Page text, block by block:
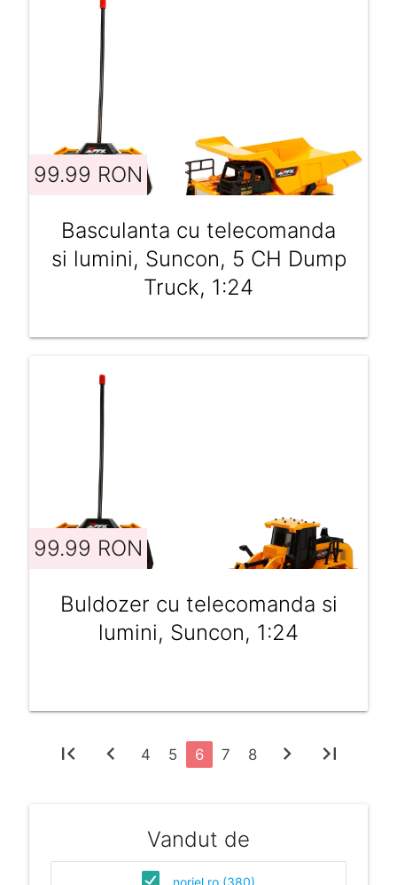
99.99 RON
Basculanta cu telecomanda
si lumini, Suncon, 5 CH Dump
Truck, 1:24
99.99 RON
Buldozer cu telecomanda si
lumini, Suncon, 1:24
first_page chevron_left 4 5 6 7 8 chevron_right last_page
Vandut de
noriel.ro (380)